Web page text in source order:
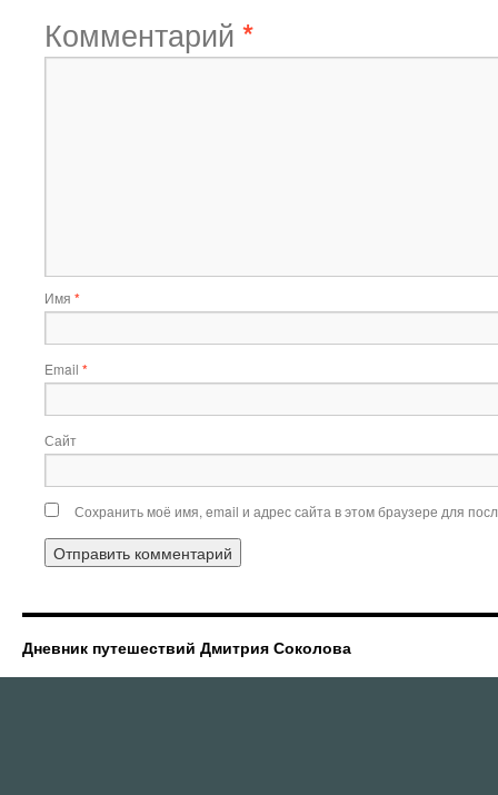
Комментарий *
Имя *
Email *
Сайт
Сохранить моё имя, email и адрес сайта в этом браузере для
Дневник путешествий Дмитрия Соколова